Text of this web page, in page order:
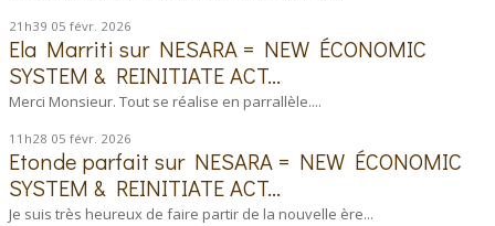
21h39 05 févr. 2026
Ela Marriti sur NESARA = NEW ÉCONOMIC
SYSTEM & REINITIATE ACT...
Merci Monsieur. Tout se réalise en parrallèle....
11h28 05 févr. 2026
Etonde parfait sur NESARA = NEW ÉCONOMIC
SYSTEM & REINITIATE ACT...
Je suis très heureux de faire partir de la nouvelle ère...